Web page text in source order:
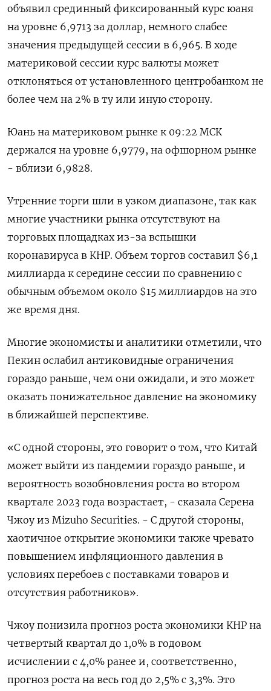
объявил срединный фиксированный курс юаня
на уровне 6,9713 за доллар, немного слабее
значения предыдущей сессии в 6,965. В ходе
материковой сессии курс валюты может
отклоняться от установленного центробанком не
более чем на 2% в ту или иную сторону.
Юань на материковом рынке к 09:22 МСК
держался на уровне 6,9779​, на офшорном рынке
- вблизи 6,9828.
Утренние торги шли в узком диапазоне, так как
многие участники рынка отсутствуют на
торговых площадках из-за вспышки
коронавируса в КНР. Объем торгов составил $6,1
миллиарда к середине сессии по сравнению с
обычным объемом около $15 миллиардов на это
же время дня.
Многие экономисты и аналитики отметили, что
Пекин ослабил антиковидные ограничения
гораздо раньше, чем они ожидали, и это может
оказать понижательное давление на экономику
в ближайшей перспективе.
«С одной стороны, это говорит о том, что Китай
может выйти из пандемии гораздо раньше, и
вероятность возобновления роста во втором
квартале 2023 года возрастает, - сказала Серена
Чжоу из Mizuho Securities. - С другой стороны,
хаотичное открытие экономики также чревато
повышением инфляционного давления в
условиях перебоев с поставками товаров и
отсутствия работников».
Чжоу понизила прогноз роста экономики КНР на
четвертый квартал до 1,0% в годовом
исчислении с 4,0% ранее и, соответственно,
прогноз роста на весь год до 2,5% с 3,3%. Это